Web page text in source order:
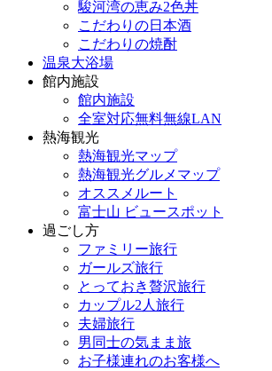
駿河湾の恵み2色丼
こだわりの日本酒
こだわりの焼酎
温泉大浴場
館内施設
館内施設
全室対応無料無線LAN
熱海観光
熱海観光マップ
熱海観光グルメマップ
オススメルート
富士山 ビュースポット
過ごし方
ファミリー旅行
ガールズ旅行
とっておき贅沢旅行
カップル2人旅行
夫婦旅行
男同士の気まま旅
お子様連れのお客様へ